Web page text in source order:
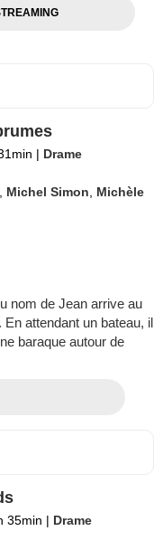
| Drame
Michel Simon
Michèle
nom de Jean arrive au
En attendant un bateau, il
baraque autour de
35min | Drame